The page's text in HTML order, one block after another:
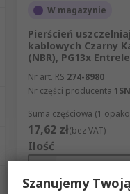
W magazynie
Pierścień
kablowych Czarny
(NBR), PG13x
Nr art. RS 274-8980
Nr części producenta
Suma częściowa (1
17,62 zł(bez VAT)
Ilość
Szanujemy